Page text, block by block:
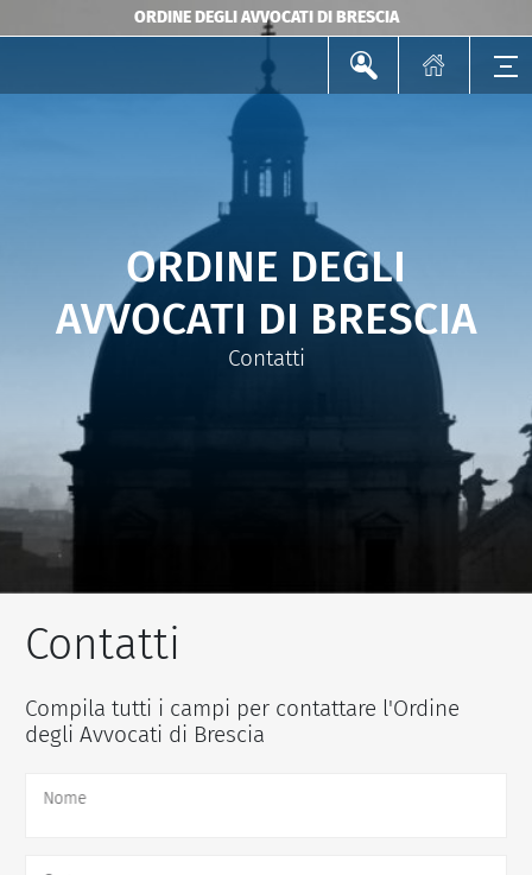
ORDINE DEGLI AVVOCATI DI BRESCIA
ORDINE DEGLI
AVVOCATI DI BRESCIA
Contatti
Contatti
Compila tutti i campi per contattare l'Ordine
degli Avvocati di Brescia
Nome